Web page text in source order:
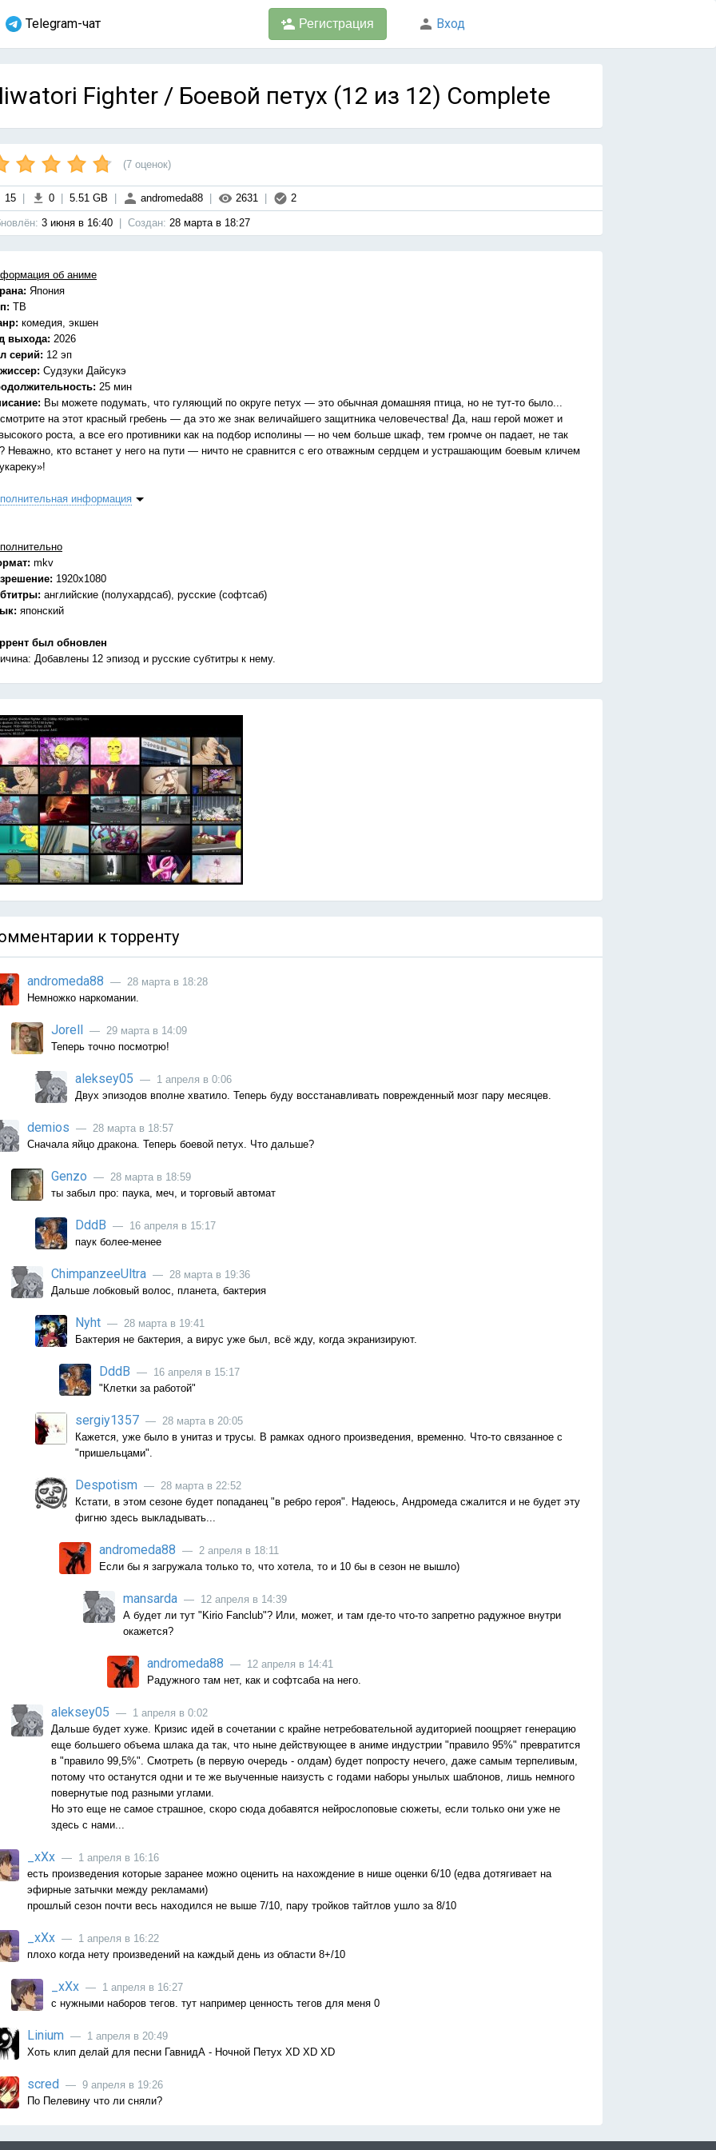
Telegram-чат Регистрация Вход
Fighter / Боевой петух (12 из 12) Complete
(7 оценок)
15 0 5.51 GB andromeda88 2631 2
3 июня в 16:40 Cоздан: 28 марта в 18:27
об аниме
Япония
ТВ
комедия, экшен
выхода: 2026
серий: 12 эп
Судзуки Дайсукэ
25 мин
Вы можете подумать, что гуляющий по округе петух — это обычная домашняя птица, но не тут-то было...
на этот красный гребень — да это же знак величайшего защитника человечества! Да, наш герой может и
роста, а все его противники как на подбор исполины — но чем больше шкаф, тем громче он падает, не так
Неважно, кто встанет у него на пути — ничто не сравнится с его отважным сердцем и устрашающим боевым кличем
информация
mkv
1920x1080
английские (полухардсаб), русские (софтсаб)
японский
был обновлен
Добавлены 12 эпизод и русские субтитры к нему.
к торренту
andromeda88 — 28 марта в 18:28
Немножко наркомании.
Jorell — 29 марта в 14:09
Теперь точно посмотрю!
aleksey05 — 1 апреля в 0:06
Двух эпизодов вполне хватило. Теперь буду восстанавливать поврежденный мозг пару месяцев.
demios — 28 марта в 18:57
Сначала яйцо дракона. Теперь боевой петух. Что дальше?
Genzo — 28 марта в 18:59
ты забыл про: паука, меч, и торговый автомат
DddB — 16 апреля в 15:17
паук более-менее
ChimpanzeeUltra — 28 марта в 19:36
Дальше лобковый волос, планета, бактерия
Nyht — 28 марта в 19:41
Бактерия не бактерия, а вирус уже был, всё жду, когда экранизируют.
DddB — 16 апреля в 15:17
"Клетки за работой"
sergiy1357 — 28 марта в 20:05
Кажется, уже было в унитаз и трусы. В рамках одного произведения, временно. Что-то связанное с
"пришельцами".
Despotism — 28 марта в 22:52
Кстати, в этом сезоне будет попаданец "в ребро героя". Надеюсь, Андромеда сжалится и не будет эту
фигню здесь выкладывать...
andromeda88 — 2 апреля в 18:11
Если бы я загружала только то, что хотела, то и 10 бы в сезон не вышло)
mansarda — 12 апреля в 14:39
А будет ли тут "Kirio Fanclub"? Или, может, и там где-то что-то запретно радужное внутри
окажется?
andromeda88 — 12 апреля в 14:41
Радужного там нет, как и софтсаба на него.
aleksey05 — 1 апреля в 0:02
Дальше будет хуже. Кризис идей в сочетании с крайне нетребовательной аудиторией поощряет генерацию
еще большего объема шлака да так, что ныне действующее в аниме индустрии "правило 95%" превратится
в "правило 99,5%". Смотреть (в первую очередь - олдам) будет попросту нечего, даже самым терпеливым,
потому что останутся одни и те же выученные наизусть с годами наборы унылых шаблонов, лишь немного
повернутые под разными углами.
Но это еще не самое страшное, скоро сюда добавятся нейрослоповые сюжеты, если только они уже не
здесь с нами...
_xXx — 1 апреля в 16:16
есть произведения которые заранее можно оценить на нахождение в нише оценки 6/10 (едва дотягивает на
эфирные затычки между рекламами)
прошлый сезон почти весь находился не выше 7/10, пару тройков тайтлов ушло за 8/10
_xXx — 1 апреля в 16:22
плохо когда нету произведений на каждый день из области 8+/10
_xXx — 1 апреля в 16:27
с нужными наборов тегов. тут например ценность тегов для меня 0
Linium — 1 апреля в 20:49
Хоть клип делай для песни ГавнидА - Ночной Петух XD XD XD
scred — 9 апреля в 19:26
По Пелевину что ли сняли?